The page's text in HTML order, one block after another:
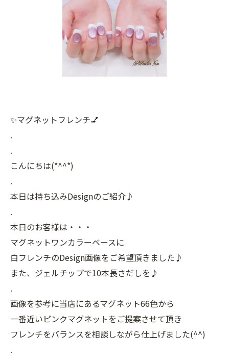
✨マグネットフレンチ💅
.
.
こんにちは(*^^*)
.
本日は持ち込みDesignのご紹介♪
.
本日のお客様は・・・
マグネットワンカラーベースに
白フレンチのDesign画像をご希望頂きました♪
また、ジェルチップで10本長さだしを♪
.
画像を参考に当店にあるマグネット66色から
一番近いピンクマグネットをご提案させて頂き
フレンチをバランスを相談しながら仕上げました(^^)
.